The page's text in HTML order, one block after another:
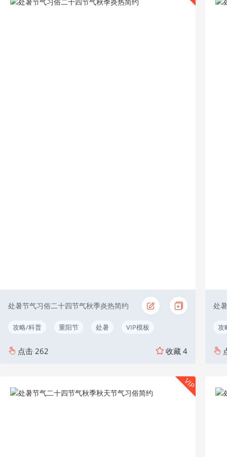
处暑节气习俗二十四节气秋季炎热简约
攻略/科普 重阳节 处暑 VIP模板
点击 262 收藏 4
处
攻
VIP